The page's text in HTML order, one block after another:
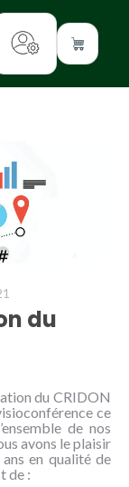
du
du CRIDON
ce
de nos
avons le plaisir
en qualité de
de :